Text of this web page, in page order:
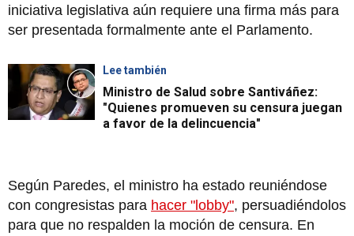
iniciativa legislativa aún requiere una firma más para
ser presentada formalmente ante el Parlamento.
Lee también
Ministro de Salud sobre Santiváñez:
"Quienes promueven su censura juegan
a favor de la delincuencia"
Según Paredes, el ministro ha estado reuniéndose
con congresistas para hacer "lobby", persuadiéndolos
para que no respalden la moción de censura. En